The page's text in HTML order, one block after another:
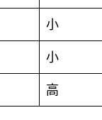
小
小
高